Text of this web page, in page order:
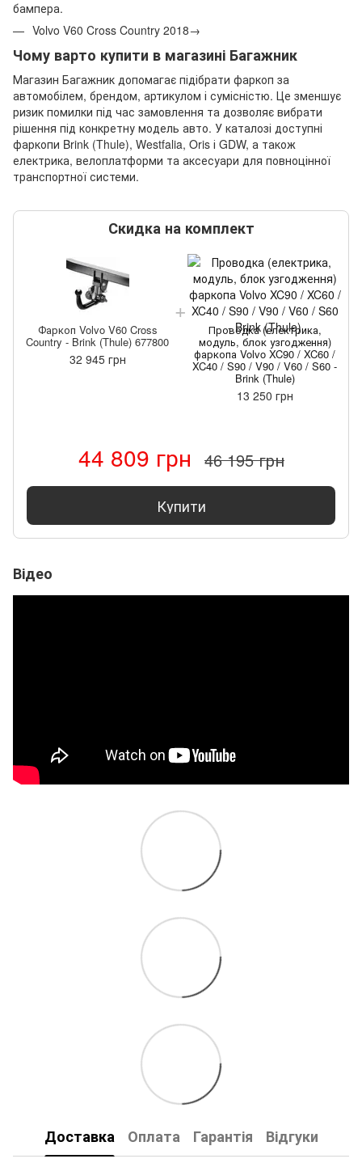
бампера.
Volvo V60 Cross Country 2018→
Чому варто купити в магазині Багажник
Магазин Багажник допомагає підібрати фаркоп за
автомобілем, брендом, артикулом і сумісністю. Це зменшує
ризик помилки під час замовлення та дозволяє вибрати
рішення під конкретну модель авто. У каталозі доступні
фаркопи Brink (Thule), Westfalia, Oris і GDW, а також
електрика, велоплатформи та аксесуари для повноцінної
транспортної системи.
Скидка на комплект
Фаркоп Volvo V60 Cross
Country - Brink (Thule) 677800
32 945 грн
Проводка (електрика,
модуль, блок узгодження)
фаркопа Volvo XC90 / XC60 /
XC40 / S90 / V90 / V60 / S60 -
Brink (Thule)
13 250 грн
44 809 грн 46 195 грн
Купити
Відео
Доставка Оплата Гарантія
Відгуки